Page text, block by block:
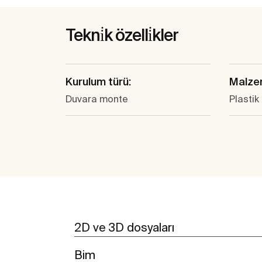
Tekni̇k özelli̇kler
Kurulum türü:
Duvara monte Plastik
2D ve 3D dosyaları
Bim